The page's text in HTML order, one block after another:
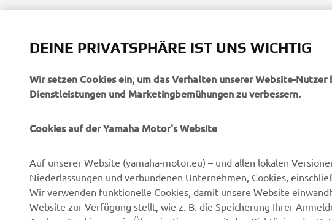
UNTERNEHMEN
Über uns
B2B
eBike Antriebe
MEHR
MyYamaha
DEINE PRIVATSPHÄRE IST UNS WICHTIG
Wir setzen Cookies ein, um das Verhalten unserer Website-Nutzer
Dienstleistungen und Marketingbemühungen zu verbessern.
Cookies auf der Yamaha Motor's Website
Auf unserer Website (yamaha-motor.eu) – und allen lokalen
Niederlassungen und verbundenen Unternehmen, Cookies,
Wir verwenden funktionelle Cookies, damit unsere Website
Website zur Verfügung stellt, wie z. B. die Speicherung Ihrer
Analyse-Cookies, um in Übereinstimmung mit den Richtlinien der